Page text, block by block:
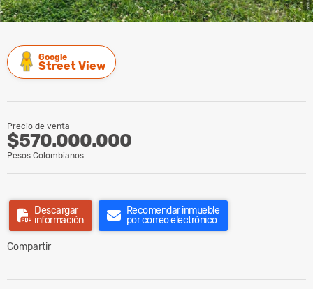
Google
Street View
Precio de venta
$570.000.000
Pesos Colombianos
Descargar
información
Recomendar inmueble
por correo electrónico
Compartir